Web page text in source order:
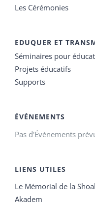
Les Cérémonies
EDUQUER ET
Séminaires pour
Projets éducatifs
Supports
ÉVÉNEMENTS
Pas d'Évènements
LIENS UTILES
Le Mémorial de la
Akadem